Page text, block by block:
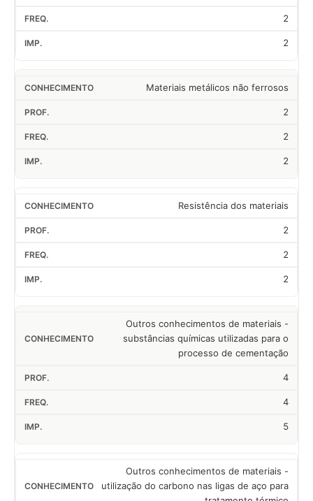
2
2
Materiais metálicos não ferrosos
2
2
2
Resistência dos materiais
2
2
2
Outros conhecimentos de materiais -
substâncias químicas utilizadas para o
processo de cementação
4
4
5
Outros conhecimentos de materiais -
utilização do carbono nas ligas de aço para